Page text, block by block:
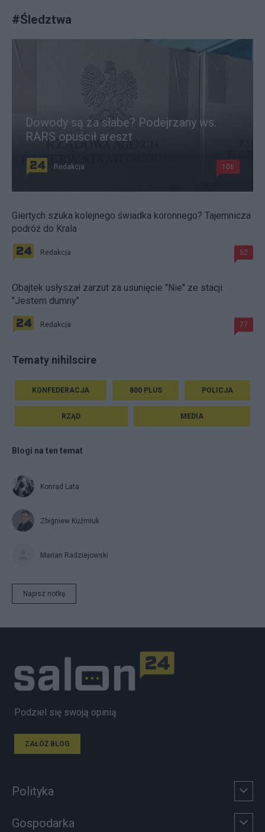
#Śledztwa
Dowody są za słabe? Podejrzany ws.
RARS opuścił areszt
Redakcja 106
Giertych szuka kolejnego świadka koronnego? Tajemnicza
podróż do Krala
Redakcja 52
Obajtek usłyszał zarzut za usunięcie "Nie" ze stacji.
"Jestem dumny"
Redakcja 77
Tematy nihilscire
KONFEDERACJA 800 PLUS POLICJA
RZĄD MEDIA
Blogi na ten temat
Konrad Lata
Zbigniew Kuźmiuk
Marian Radziejowski
Napisz notkę
Podziel się swoją opinią
ZAŁÓŻ BLOG
Polityka
Gospodarka